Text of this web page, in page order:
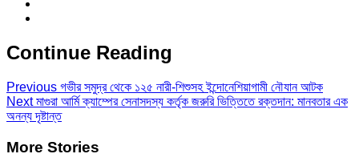
Continue Reading
Previous গভীর সমুদ্র থেকে ১২৫ নারী-শিশুসহ ইন্দোনেশিয়াগামী নৌযান আটক
Nextমাগুরা আর্মি ক্যাম্পের সেনাসদস্য কর্তৃক জরুরি ভিত্তিতে রক্তদান: মানবতার এক
অনন্য দৃষ্টান্ত
More Stories